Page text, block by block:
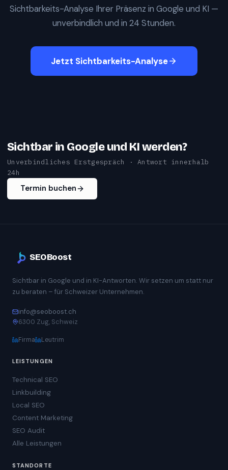
Sichtbarkeits-Analyse Ihrer Präsenz in Google und KI —
unverbindlich und in 24 Stunden.
Jetzt Sichtbarkeits-Analyse
Sichtbar in Google und KI werden?
Unverbindliches Erstgespräch · Antwort innerhalb
24h
Termin buchen
SEOBoost
Sichtbar in Google und in KI-Antworten. Wir setzen um statt nur
zu beraten – für Schweizer Unternehmen.
info@seoboost.ch
6300 Zug, Schweiz
Firma Leutrim
LEISTUNGEN
Technical SEO
Linkbuilding
Local SEO
Content Marketing
SEO Audit
Alle Leistungen
STANDORTE